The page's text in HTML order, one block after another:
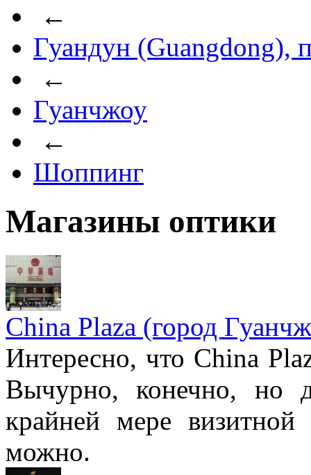
←
Гуандун (Guangdong),
←
Гуанчжоу
←
Шоппинг
Магазины оптики
China Plaza (город
Интересно, что China
Вычурно, конечно, но
крайней мере визитной
можно.